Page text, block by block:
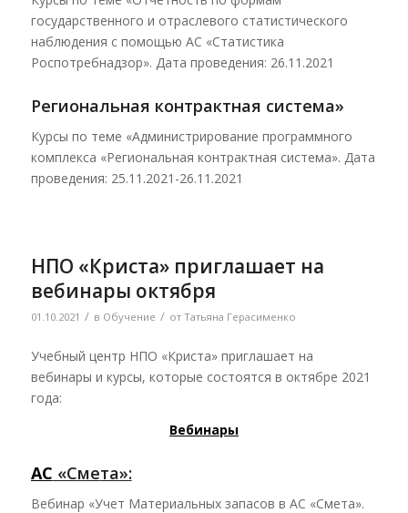
государственного и отраслевого статистического
наблюдения с помощью АС «Статистика
Роспотребнадзор». Дата проведения: 26.11.2021
Региональная контрактная система»
Курсы по теме «Администрирование программного
комплекса «Региональная контрактная система». Дата
проведения: 25.11.2021-26.11.2021
НПО «Криста» приглашает на
вебинары октября
01.10.2021 / в Обучение / от Татьяна Герасименко
Учебный центр НПО «Криста» приглашает на
вебинары и курсы, которые состоятся в октябре 2021
года:
Вебинары
АС «Смета»:
Вебинар «Учет Материальных запасов в АС «Смета».